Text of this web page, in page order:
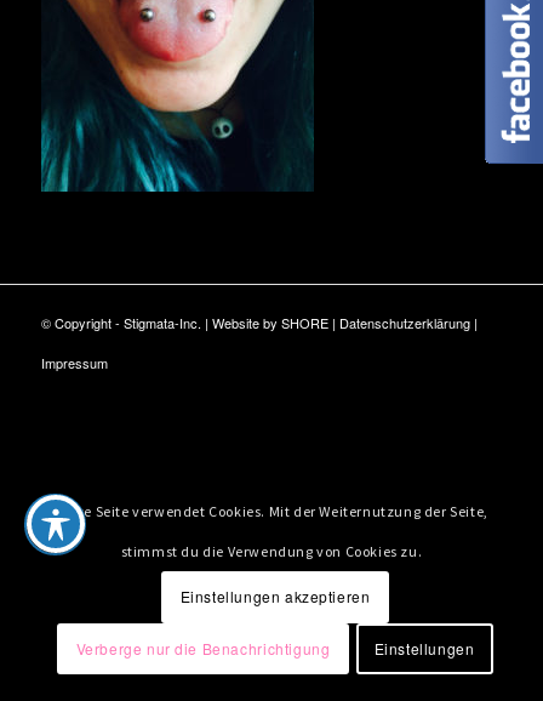
© Copyright - Stigmata-Inc. | Website by SHORE| Datenschutzerklärung|
Impressum
Diese Seite verwendet Cookies. Mit der Weiternutzung der Seite,
stimmst du die Verwendung von Cookies zu.
Einstellungen akzeptieren
Verberge nur die Benachrichtigung Einstellungen